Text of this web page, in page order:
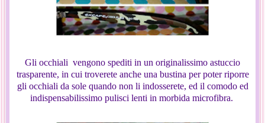
Gli occhiali vengono spediti in un originalissimo astuccio
trasparente, in cui troverete anche una bustina per poter riporre
gli occhiali da sole quando non li indosserete, ed il comodo ed
indispensabilissimo pulisci lenti in morbida microfibra.